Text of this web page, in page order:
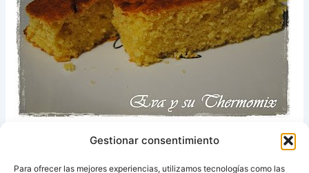
Gestionar consentimiento
Para ofrecer las mejores experiencias, utilizamos tecnologías como las
complicaciones, así que no tenéis excusa para endulzaros